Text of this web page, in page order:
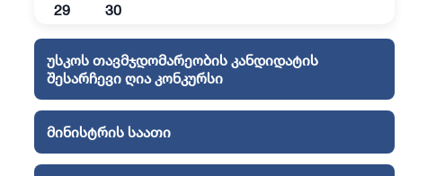
29
30
უსკოს თავმჯდომარეობის კანდიდატის
შესარჩევი ღია კონკურსი
მინისტრის საათი